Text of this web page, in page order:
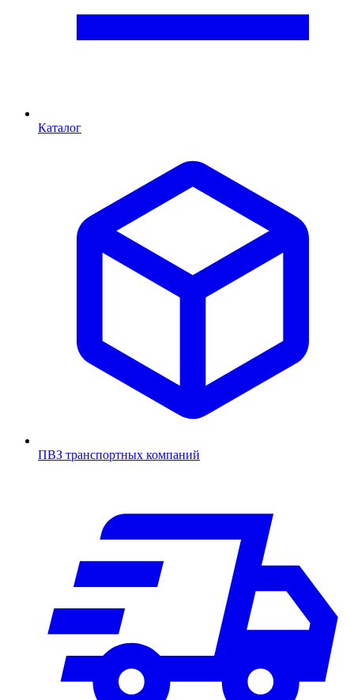
Каталог
ПВЗ транспортных компаний